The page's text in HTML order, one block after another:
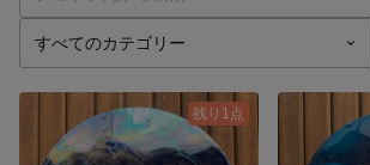
残り1点